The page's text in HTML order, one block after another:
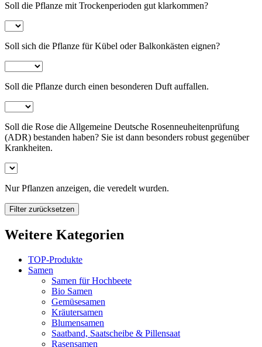
Soll die Pflanze mit Trockenperioden gut klarkommen?
Soll sich die Pflanze für Kübel oder Balkonkästen eignen?
Soll die Pflanze durch einen besonderen Duft auffallen.
Soll die Rose die Allgemeine Deutsche Rosenneuheitenprüfung
(ADR) bestanden haben? Sie ist dann besonders robust gegenüber
Krankheiten.
Nur Pflanzen anzeigen, die veredelt wurden.
Filter zurücksetzen
Weitere Kategorien
TOP-Produkte
Samen
Samen für Hochbeete
Bio Samen
Gemüsesamen
Kräutersamen
Blumensamen
Saatband, Saatscheibe & Pillensaat
Rasensamen